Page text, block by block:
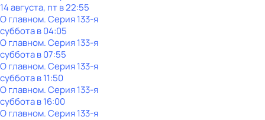
14 августа, пт в 22:55
О главном. Серия 133-я
субботав04:05
О главном. Серия 133-я
субботав07:55
О главном. Серия 133-я
субботав11:50
О главном. Серия 133-я
субботав16:00
О главном. Серия 133-я